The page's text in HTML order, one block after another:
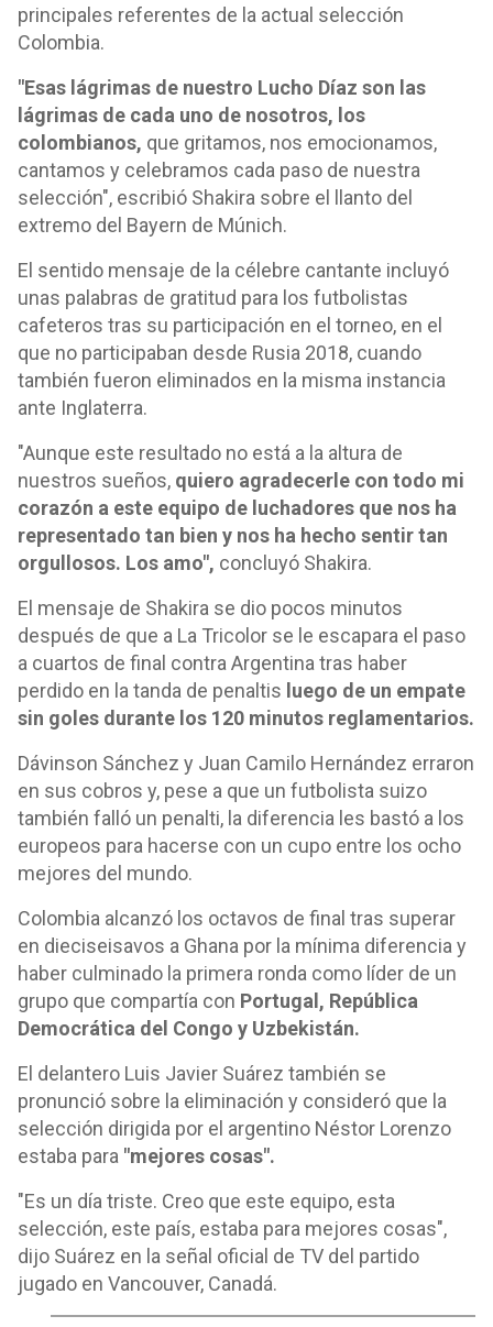
principales referentes de la actual selección
Colombia.
"Esas lágrimas de nuestro Lucho Díaz son las
lágrimas de cada uno de nosotros, los
colombianos, que gritamos, nos emocionamos,
cantamos y celebramos cada paso de nuestra
selección", escribió Shakira sobre el llanto del
extremo del Bayern de Múnich.
El sentido mensaje de la célebre cantante incluyó
unas palabras de gratitud para los futbolistas
cafeteros tras su participación en el torneo, en el
que no participaban desde Rusia 2018, cuando
también fueron eliminados en la misma instancia
ante Inglaterra.
"Aunque este resultado no está a la altura de
nuestros sueños, quiero agradecerle con todo mi
corazón a este equipo de luchadores que nos ha
representado tan bien y nos ha hecho sentir tan
orgullosos. Los amo", concluyó Shakira.
El mensaje de Shakira se dio pocos minutos
después de que a La Tricolor se le escapara el paso
a cuartos de final contra Argentina tras haber
perdido en la tanda de penaltis luego de un empate
sin goles durante los 120 minutos reglamentarios.
Dávinson Sánchez y Juan Camilo Hernández erraron
en sus cobros y, pese a que un futbolista suizo
también falló un penalti, la diferencia les bastó a los
europeos para hacerse con un cupo entre los ocho
mejores del mundo.
Colombia alcanzó los octavos de final tras superar
en dieciseisavos a Ghana por la mínima diferencia y
haber culminado la primera ronda como líder de un
grupo que compartía con Portugal, República
Democrática del Congo y Uzbekistán.
El delantero Luis Javier Suárez también se
pronunció sobre la eliminación y consideró que la
selección dirigida por el argentino Néstor Lorenzo
estaba para "mejores cosas".
"Es un día triste. Creo que este equipo, esta
selección, este país, estaba para mejores cosas",
dijo Suárez en la señal oficial de TV del partido
jugado en Vancouver, Canadá.